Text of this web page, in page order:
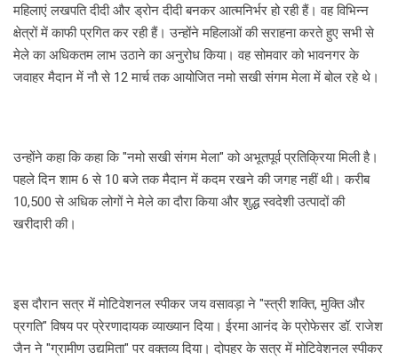
महिलाएं लखपति दीदी और ड्रोन दीदी बनकर आत्मनिर्भर हो रही हैं। वह विभिन्न
क्षेत्रों में काफी प्रगित कर रही हैं। उन्होंने महिलाओं की सराहना करते हुए सभी से
मेले का अधिकतम लाभ उठाने का अनुरोध किया। वह सोमवार को भावनगर के
जवाहर मैदान में नौ से 12 मार्च तक आयोजित नमो सखी संगम मेला में बोल रहे थे।
उन्होंने कहा कि कहा कि "नमो सखी संगम मेला" को अभूतपूर्व प्रतिक्रिया मिली है।
पहले दिन शाम 6 से 10 बजे तक मैदान में कदम रखने की जगह नहीं थी। करीब
10,500 से अधिक लोगों ने मेले का दौरा किया और शुद्ध स्वदेशी उत्पादों की
खरीदारी की।
इस दौरान सत्र में मोटिवेशनल स्पीकर जय वसावड़ा ने "स्त्री शक्ति, मुक्ति और
प्रगति" विषय पर प्रेरणादायक व्याख्यान दिया। ईरमा आनंद के प्रोफेसर डॉ. राजेश
जैन ने "ग्रामीण उद्यमिता" पर वक्तव्य दिया। दोपहर के सत्र में मोटिवेशनल स्पीकर